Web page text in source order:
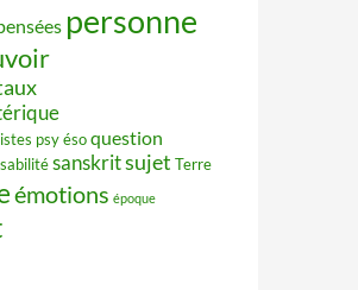
personne
psy ésoquestion
sanskritsujet Terre
émotions époque